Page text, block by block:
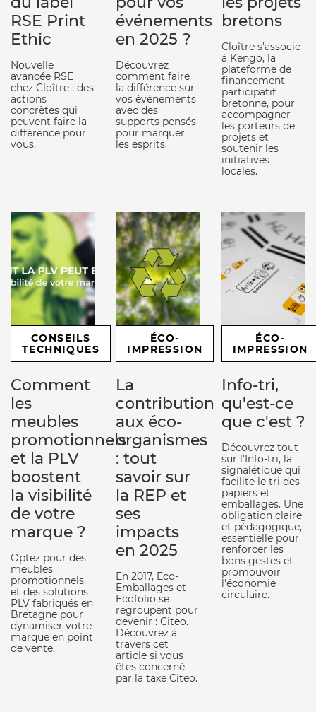
RSE Print
Ethic
Nouvelle
avancée RSE
chez Cloître : des
actions
concrètes qui
peuvent faire la
différence pour
vous.
événements
en 2025 ?
Découvrez
comment faire
la différence sur
vos événements
avec des
supports pensés
pour marquer
les esprits.
bretons
Cloître s'associe
à Kengo, la
plateforme de
financement
participatif
bretonne, pour
accompagner
les porteurs de
projets et
soutenir les
initiatives
locales.
CONSEILS
TECHNIQUES
Comment
les
meubles
promotionnels
et la PLV
boostent
la visibilité
de votre
marque ?
Optez pour des
meubles
promotionnels
et des solutions
PLV fabriqués en
Bretagne pour
dynamiser votre
marque en point
de vente.
ÉCO-
IMPRESSION
La
contribution
aux éco-
organismes
: tout
savoir sur
la REP et
ses
impacts
en 2025
En 2017, Eco-
Emballages et
Ecofolio se
regroupent pour
devenir : Citeo.
Découvrez à
travers cet
article si vous
êtes concerné
par la taxe Citeo.
ÉCO-
IMPRESSION
Info-tri,
qu'est-ce
que c'est ?
Découvrez tout
sur l'Info-tri, la
signalétique qui
facilite le tri des
papiers et
emballages. Une
obligation claire
et pédagogique,
essentielle pour
renforcer les
bons gestes et
promouvoir
l'économie
circulaire.